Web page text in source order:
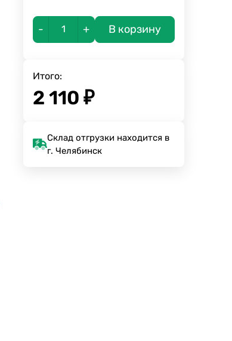
- + В корзину
Итого:
2 110 ₽
Склад отгрузки находится в
г. Челябинск